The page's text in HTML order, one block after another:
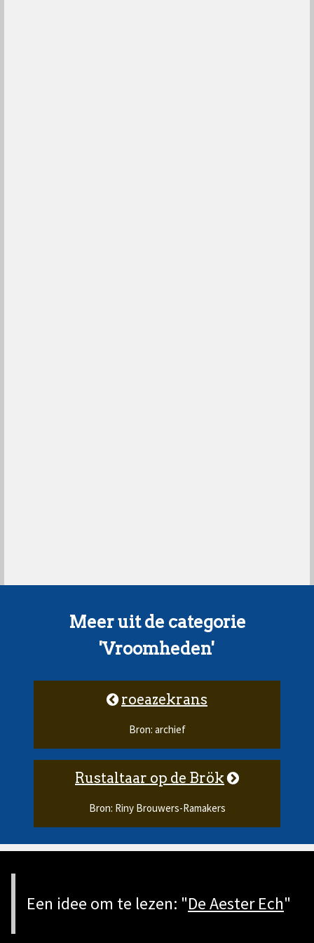
Meer uit de categorie
'Vroomheden'
roeazekrans
Bron: archief
Rustaltaar op de Brök
Bron: Riny Brouwers-Ramakers
Een idee om te lezen: "De Aester Ech"